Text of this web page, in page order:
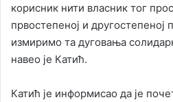
корисник нити власник тог
првостепеној и
измиримо та дуговања
навео је Катић.
Катић је информисао да је